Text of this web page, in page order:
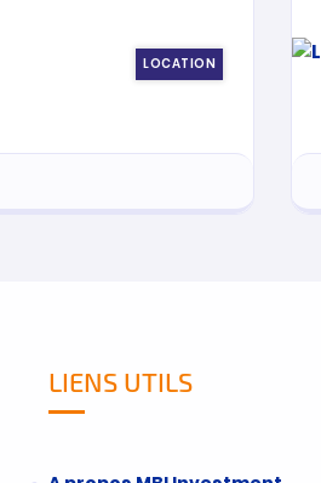
LOCATION
LIENS UTILS